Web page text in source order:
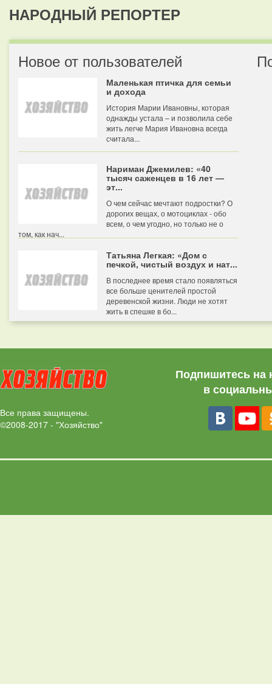
НАРОДНЫЙ РЕПОРТЕР
Новое от пользователей
Маленькая птичка для семьи
и дохода
История Марии Ивановны, которая
однажды устала – и позволила себе
жить легче Мария Ивановна всегда
считала...
Нариман Джемилев: «40
тысяч саженцев в 16 лет —
эт...
О чем сейчас мечтают подростки? О
дорогих вещах, о мотоциклах - обо
всем, о чем угодно, но только не о
том, как нач...
Татьяна Легкая: «Дом с
печкой, чистый воздух и нат...
В последнее время стало появляться
все больше ценителей простой
деревенской жизни. Люди не хотят
жить в спешке в бо...
Все права защищены.
©2008-2017 - "Хозяйство"
Подпишитесь на
в